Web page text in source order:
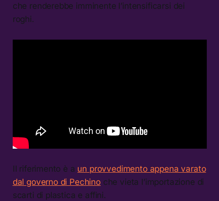
che renderebbe imminente l’intensificarsi dei
roghi.
Il riferimento è a un provvedimento appena varato
dal governo di Pechinoche vieta l’importazione di
scarti di plastica e affini.